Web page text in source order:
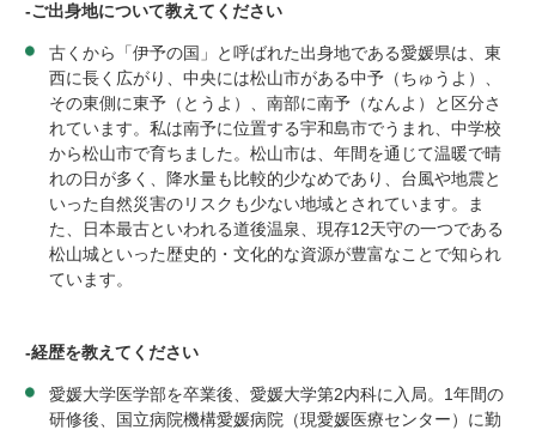
-ご出身地について教えてください
古くから「伊予の国」と呼ばれた出身地である愛媛県は、東
西に長く広がり、中央には松山市がある中予（ちゅうよ）、
その東側に東予（とうよ）、南部に南予（なんよ）と区分さ
れています。私は南予に位置する宇和島市でうまれ、中学校
から松山市で育ちました。松山市は、年間を通じて温暖で晴
れの日が多く、降水量も比較的少なめであり、台風や地震と
いった自然災害のリスクも少ない地域とされています。ま
た、日本最古といわれる道後温泉、現存12天守の一つである
松山城といった歴史的・文化的な資源が豊富なことで知られ
ています。
-経歴を教えてください
愛媛大学医学部を卒業後、愛媛大学第2内科に入局。 1年間の
研修後、国立病院機構愛媛病院（現愛媛医療センター）に勤